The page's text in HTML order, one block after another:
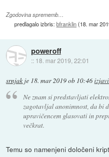
Zgodovina sprememb…
predlagalo izbris:bfranklin(18. mar
poweroff
:: 18. mar 2019, 22:01
srnjak je 18. mar 2019 ob 10:46
Ne znam si predstavljati
zagotavljal anonimnost, da bi
upravičencem glasovati in
večkrat.
Temu so namenjeni določeni